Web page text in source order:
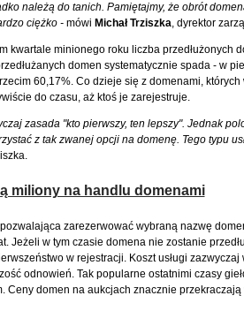
należą do tanich. Pamiętajmy, że obrót
ciężko - mówi Michał Trziszka, dyrektor
kwartale minionego roku liczba przedłużonych
domen systematycznie spada - w
60,17%. Co dzieje się z domenami, których
do czasu, aż ktoś je zarejestruje.
zasada "kto pierwszy, ten lepszy". Jednak
z tak zwanej opcji na domenę. Tego typu
miliony na handlu domenami
pozwalająca zarezerwować wybraną nazwę
Jeżeli w tym czasie domena nie zostanie
w rejestracji. Koszt usługi
odnowień. Tak popularne ostatnimi czasy
domen na aukcjach znacznie przekraczają